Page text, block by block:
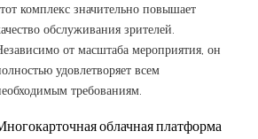
комплекс значительно повышает
обслуживания зрителей.
от масштаба мероприятия, он
удовлетворяет всем
требованиям.
облачная платформа